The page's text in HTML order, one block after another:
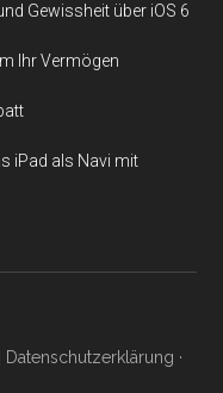
Gewissheit über iOS 6
Ihr Vermögen
iPad als Navi mit
Datenschutzerklärung ·